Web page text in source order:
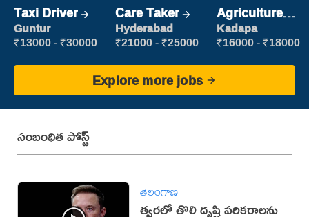
Taxi Driver
Guntur
₹13000 - ₹30000
Care Taker
Hyderabad
₹21000 - ₹25000
Agriculture
Labour
Kadapa
₹16000 - ₹18000
Explore more jobs
సంబంధిత పోస్ట్
తెలంగాణ
త్వరలో తొలి దృష్టి పరికరాలను